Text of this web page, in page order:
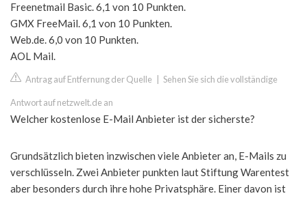
Freenetmail Basic. 6,1 von 10 Punkten.
GMX FreeMail. 6,1 von 10 Punkten.
Web.de. 6,0 von 10 Punkten.
AOL Mail.
Antrag auf Entfernung der Quelle Sehen Sie sich die vollständige
Antwort auf netzwelt.de an
Welcher kostenlose E-Mail Anbieter ist der sicherste?
Grundsätzlich bieten inzwischen viele Anbieter an, E-Mails zu
verschlüsseln. Zwei Anbieter punkten laut Stiftung Warentest
aber besonders durch ihre hohe Privatsphäre. Einer davon ist